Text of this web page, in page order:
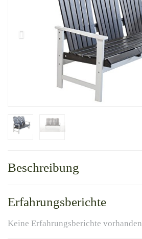
Beschreibung
Erfahrungsberichte
Keine Erfahrungsberichte vorhanden